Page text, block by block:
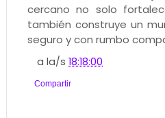
cercano no solo
también construye un
seguro y con rumbo
a la/s18:18:00
Compartir